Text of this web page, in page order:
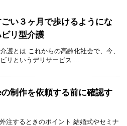
ごい３ヶ月で歩けるようにな
リ型介護
護とは これからの高齢化社会で、今、
リというデリサービス ...
制作を依頼する前に確認す
注するときのポイント 結婚式やセミナ